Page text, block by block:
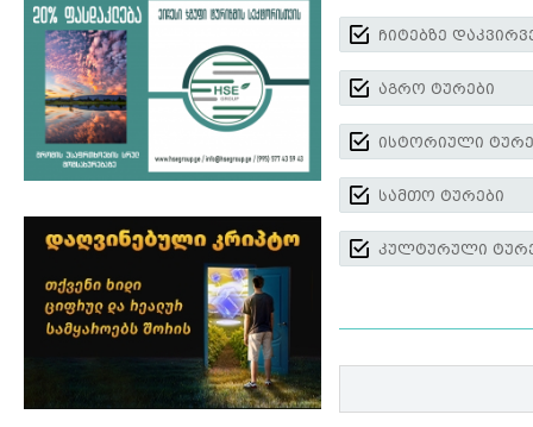
ჩიტებზე
აგრო ტურები
ისტორიული
სამთო ტურები
კულტურული